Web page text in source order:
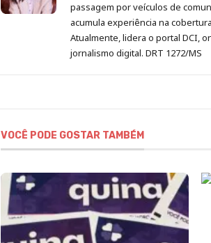
passagem por veículos de
acumula experiência na
Atualmente, lidera o portal DCI,
jornalismo digital. DRT 1272/MS
VOCÊ PODE GOSTAR TAMBÉM